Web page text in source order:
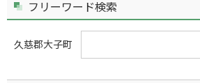
フリーワード検索
久慈郡大子町